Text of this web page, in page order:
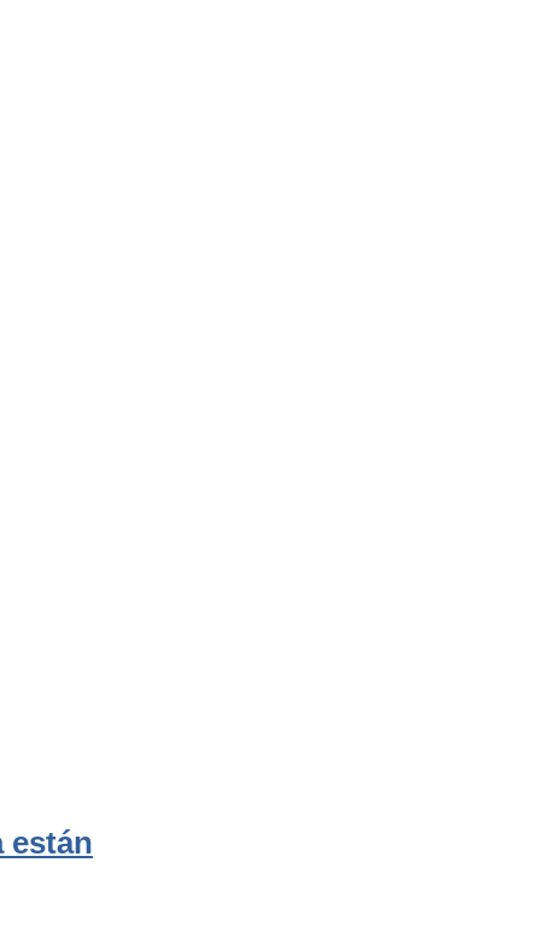
están